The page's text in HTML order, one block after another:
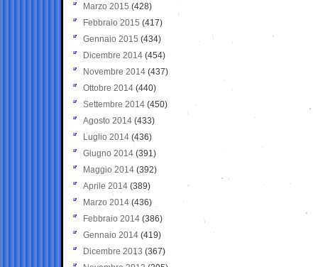
Marzo 2015 (428)
Febbraio 2015 (417)
Gennaio 2015 (434)
Dicembre 2014 (454)
Novembre 2014 (437)
Ottobre 2014 (440)
Settembre 2014 (450)
Agosto 2014 (433)
Luglio 2014 (436)
Giugno 2014 (391)
Maggio 2014 (392)
Aprile 2014 (389)
Marzo 2014 (436)
Febbraio 2014 (386)
Gennaio 2014 (419)
Dicembre 2013 (367)